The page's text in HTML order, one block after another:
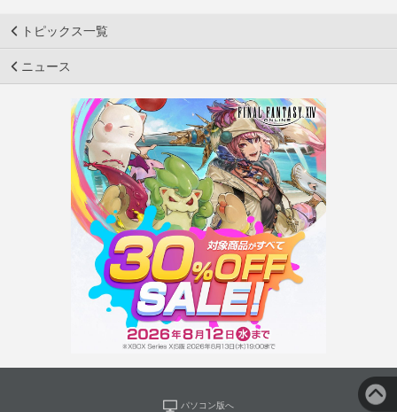
トピックス一覧
ニュース
パソコン版へ